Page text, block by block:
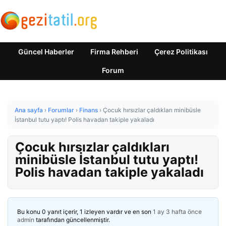
Güncel Haberler Firma Rehberi Çerez Politikası
Forum
Ana sayfa › Forumlar › Finans › Çocuk hırsızlar çaldıkları minibüsle
İstanbul tutu yaptı! Polis havadan takiple yakaladı
Çocuk hırsızlar çaldıkları
minibüsle İstanbul tutu yaptı!
Polis havadan takiple yakaladı
Bu konu 0 yanıt içerir, 1 izleyen vardır ve en son 1 ay 3 hafta önce
admin tarafından güncellenmiştir.